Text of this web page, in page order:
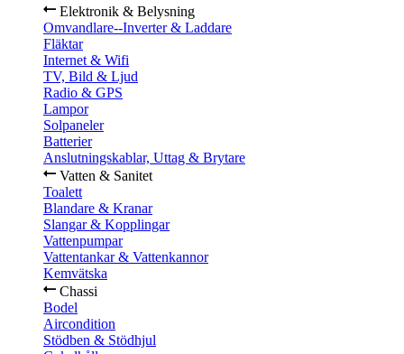
Elektronik & Belysning
Omvandlare--Inverter & Laddare
Fläktar
Internet & Wifi
TV, Bild & Ljud
Radio & GPS
Lampor
Solpaneler
Batterier
Anslutningskablar, Uttag & Brytare
Vatten & Sanitet
Toalett
Blandare & Kranar
Slangar & Kopplingar
Vattenpumpar
Vattentankar & Vattenkannor
Kemvätska
Chassi
Bodel
Aircondition
Stödben & Stödhjul